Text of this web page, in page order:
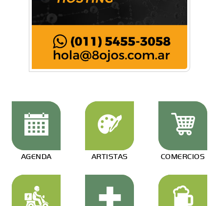
AGENDA ARTISTAS COMERCIOS